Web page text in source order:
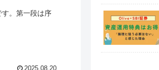
。第一段は序
2025.08.20